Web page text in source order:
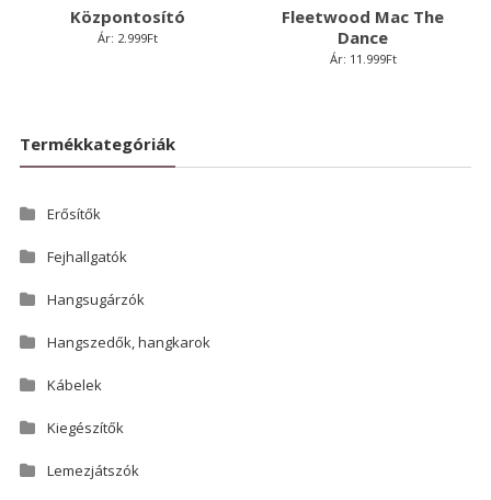
Központosító
Ár: 2.999Ft
Fleetwood Mac The
Dance
Ár: 11.999Ft
Termékkategóriák
Erősítők
Fejhallgatók
Hangsugárzók
Hangszedők, hangkarok
Kábelek
Kiegészítők
Lemezjátszók